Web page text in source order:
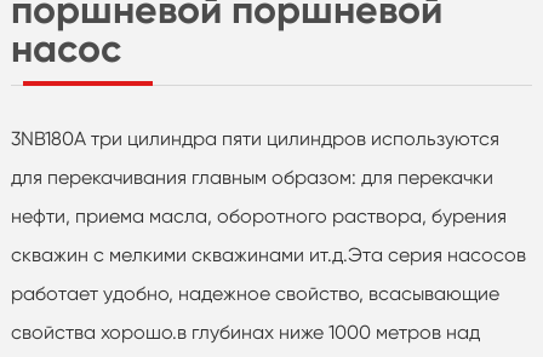
поршневой поршневой
насос
3NB180A три цилиндра пяти цилиндров используются
для перекачивания главным образом: для перекачки
нефти, приема масла, оборотного раствора, бурения
скважин с мелкими скважинами ит.д.Эта серия насосов
работает удобно, надежное свойство, всасывающие
свойства хорошо.в глубинах ниже 1000 метров над